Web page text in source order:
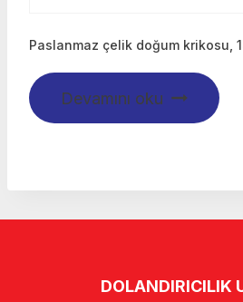
Paslanmaz çelik doğum krikosu,
Devamını oku
DOLANDIRICILIK